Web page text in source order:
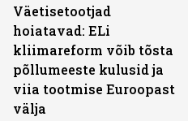
Väetisetootjad
hoiatavad: ELi
kliimareform võib tõsta
põllumeeste kulusid ja
viia tootmise Euroopast
välja